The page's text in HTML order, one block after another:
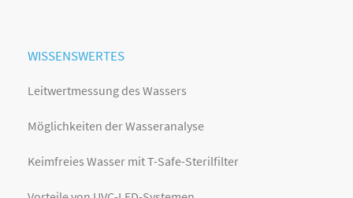
WISSENSWERTES
Leitwertmessung des Wassers
Möglichkeiten der Wasseranalyse
Keimfreies Wasser mit T-Safe-Sterilfilter